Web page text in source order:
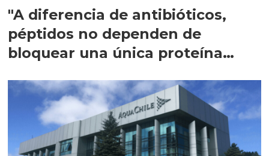
"A diferencia de antibióticos,
péptidos no dependen de
bloquear una única proteína